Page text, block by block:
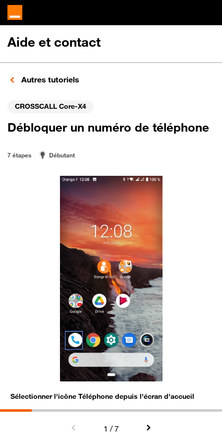
Aide et contact
Autres tutoriels
CROSSCALL Core-X4
Débloquer un numéro de téléphone
7 étapes Débutant
Sélectionner l'icône Téléphone depuis l'écran d'accueil
1 / 7